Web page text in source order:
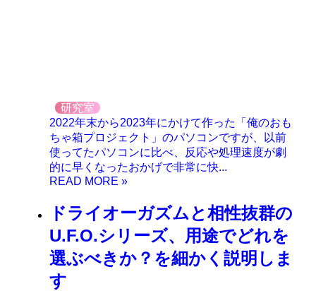
研究室
2022年末から2023年にかけて作った「俺のおも
ちゃ箱プロジェクト」のパソコンですが、以前
使ってたパソコンに比べ、反応や処理速度が劇
的に早くなったおかげで非常に快...
ドライオーガズムと相性抜群の
U.F.O.シリーズ、用途でどれを
選ぶべきか？を細かく説明しま
す